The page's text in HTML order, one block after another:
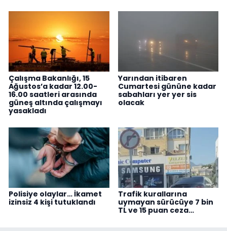
Çalışma Bakanlığı, 15
Ağustos’a kadar 12.00-
16.00 saatleri arasında
güneş altında çalışmayı
yasakladı
Yarından itibaren
Cumartesi gününe kadar
sabahları yer yer sis
olacak
Polisiye olaylar… İkamet
izinsiz 4 kişi tutuklandı
Trafik kurallarına
uymayan sürücüye 7 bin
TL ve 15 puan ceza…